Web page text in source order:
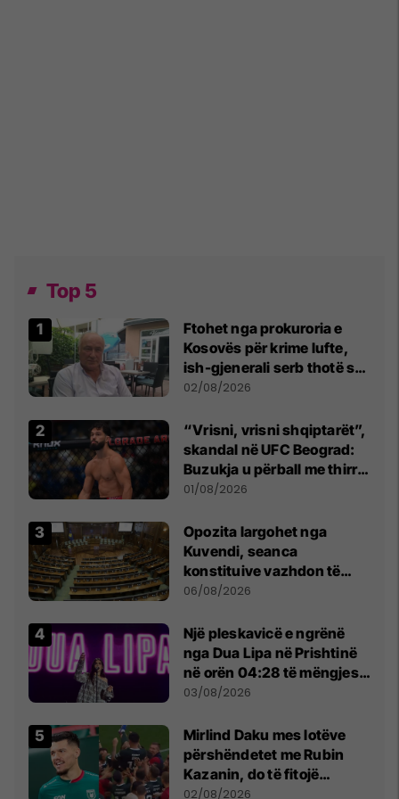
Top 5
Ftohet nga prokuroria e
Kosovës për krime lufte,
ish-gjenerali serb thotë se
dikush e tradhtoi në
02/08/2026
“Vrisni, vrisni shqiptarët”,
skandal në UFC Beograd:
Buzukja u përball me thirrje
anti-shqiptare nga
01/08/2026
Opozita largohet nga
Kuvendi, seanca
konstituive vazhdon të
shtunën në orën 11:00
06/08/2026
Një pleskavicë e ngrënë
nga Dua Lipa në Prishtinë
në orën 04:28 të mëngjesit
- dhe bota digjitale serbe
03/08/2026
Mirlind Daku mes lotëve
përshëndetet me Rubin
Kazanin, do të fitojë
miliona te Spartak Moska
02/08/2026